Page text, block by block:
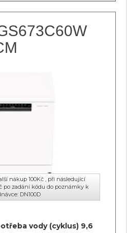
nákup 100Kč , při následující
po zadání kódu do poznámky k
DN100D
vody (cyklus) 9,6